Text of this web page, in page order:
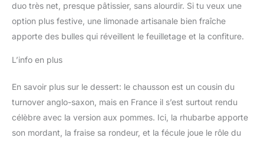
duo très net, presque pâtissier, sans alourdir. Si tu veux une
option plus festive, une limonade artisanale bien fraîche
apporte des bulles qui réveillent le feuilletage et la confiture.
L’info en plus
En savoir plus sur le dessert: le chausson est un cousin du
turnover anglo-saxon, mais en France il s’est surtout rendu
célèbre avec la version aux pommes. Ici, la rhubarbe apporte
son mordant, la fraise sa rondeur, et la fécule joue le rôle du